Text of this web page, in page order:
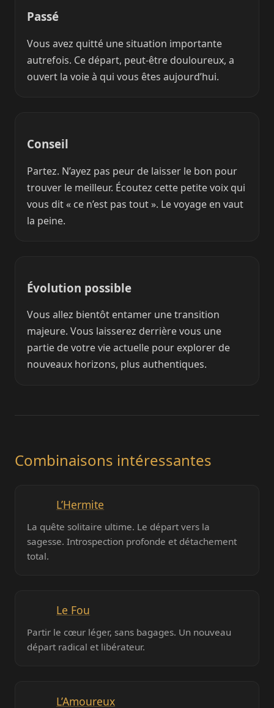
Passé
Vous avez quitté une situation importante
autrefois. Ce départ, peut-être douloureux, a
ouvert la voie à qui vous êtes aujourd’hui.
Conseil
Partez. N’ayez pas peur de laisser le bon pour
trouver le meilleur. Écoutez cette petite voix qui
vous dit « ce n’est pas tout ». Le voyage en vaut
la peine.
Évolution possible
Vous allez bientôt entamer une transition
majeure. Vous laisserez derrière vous une
partie de votre vie actuelle pour explorer de
nouveaux horizons, plus authentiques.
Combinaisons intéressantes
L’Hermite
La quête solitaire ultime. Le départ vers la
sagesse. Introspection profonde et détachement
total.
Le Fou
Partir le cœur léger, sans bagages. Un nouveau
départ radical et libérateur.
L’Amoureux